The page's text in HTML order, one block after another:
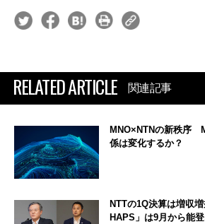
RELATED ARTICLE 関連記事
MNO×NTNの新秩序
係は変化するか？
NTTの1Q決算は増収
HAPS」は9月から能